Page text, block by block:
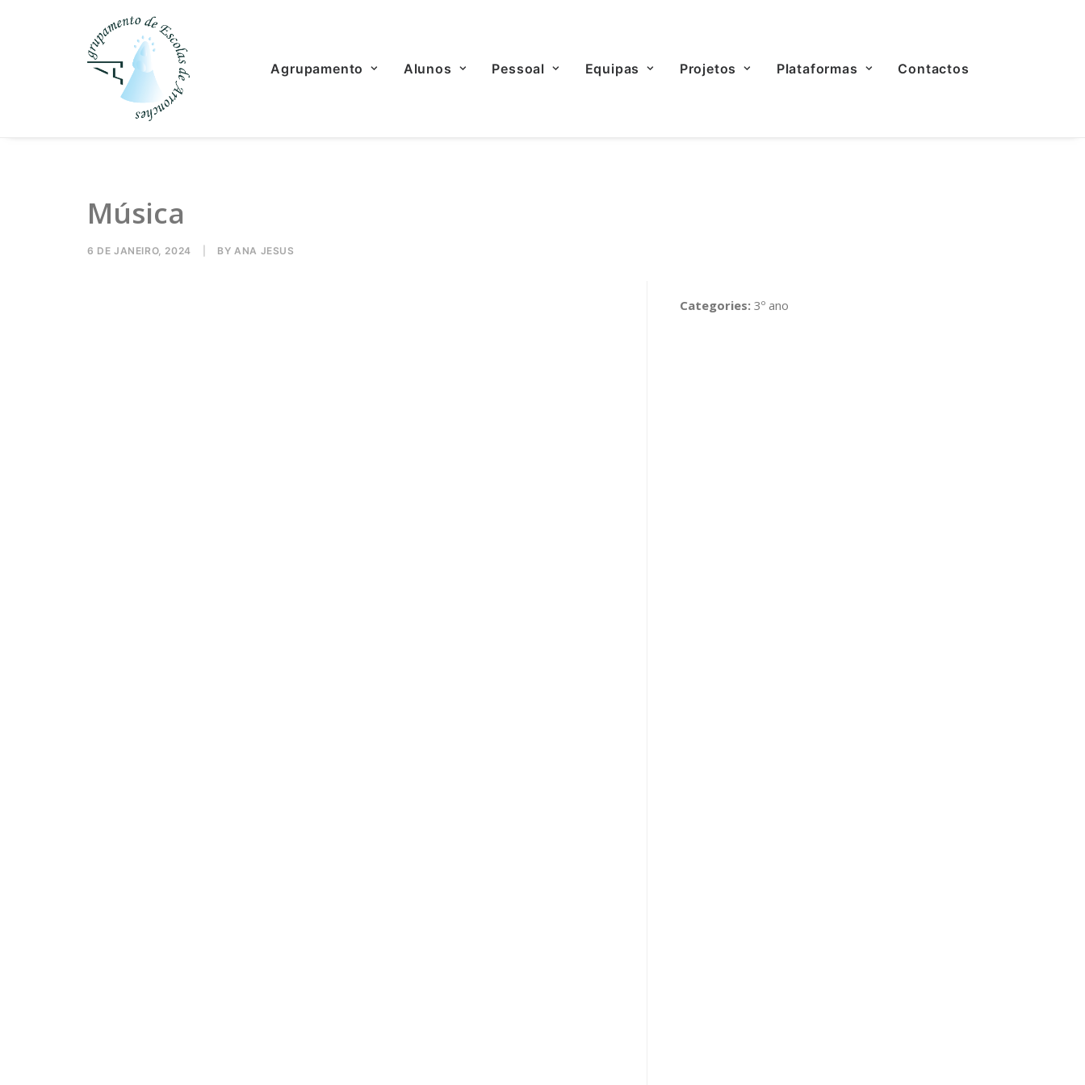
Agrupamento Alunos Pessoal Equipas Projetos Plataformas Contactos
Música
6 DE JANEIRO, 2024 BYANA JESUS
Categories:3º ano